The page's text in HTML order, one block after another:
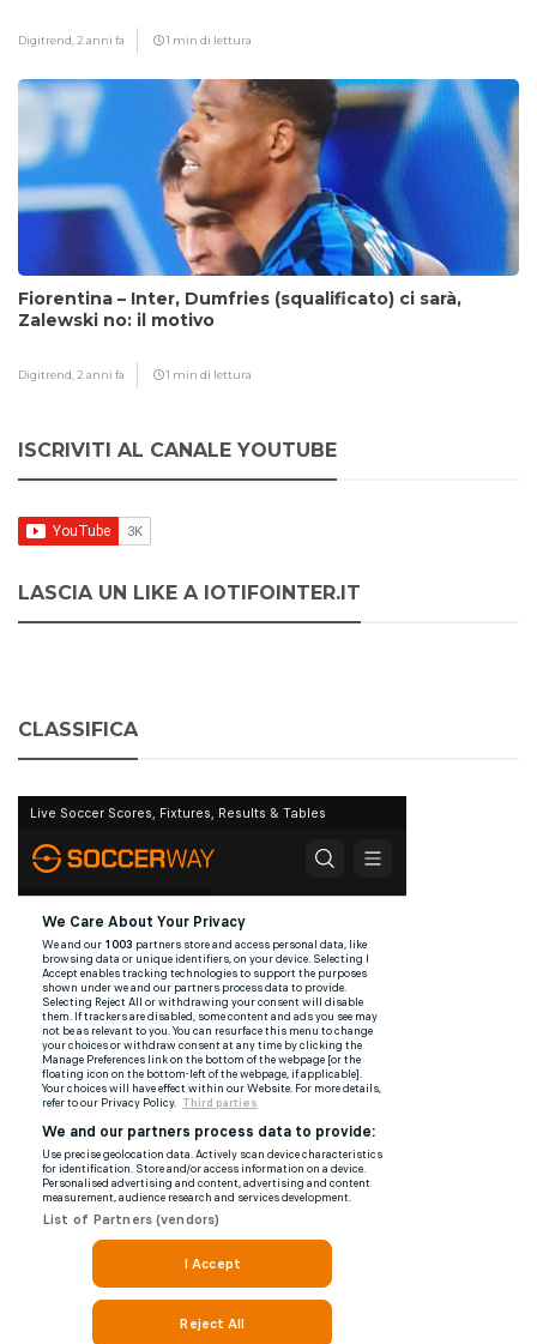
Digitrend, 2 anni fa 1 min di lettura
Fiorentina – Inter, Dumfries (squalificato) ci sarà,
Zalewski no: il motivo
Digitrend, 2 anni fa 1 min di lettura
ISCRIVITI AL CANALE YOUTUBE
LASCIA UN LIKE A IOTIFOINTER.IT
CLASSIFICA